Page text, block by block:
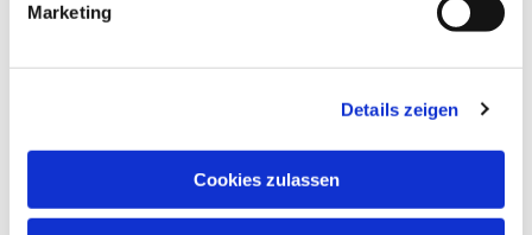
Marketing
Details zeigen
Cookies zulassen